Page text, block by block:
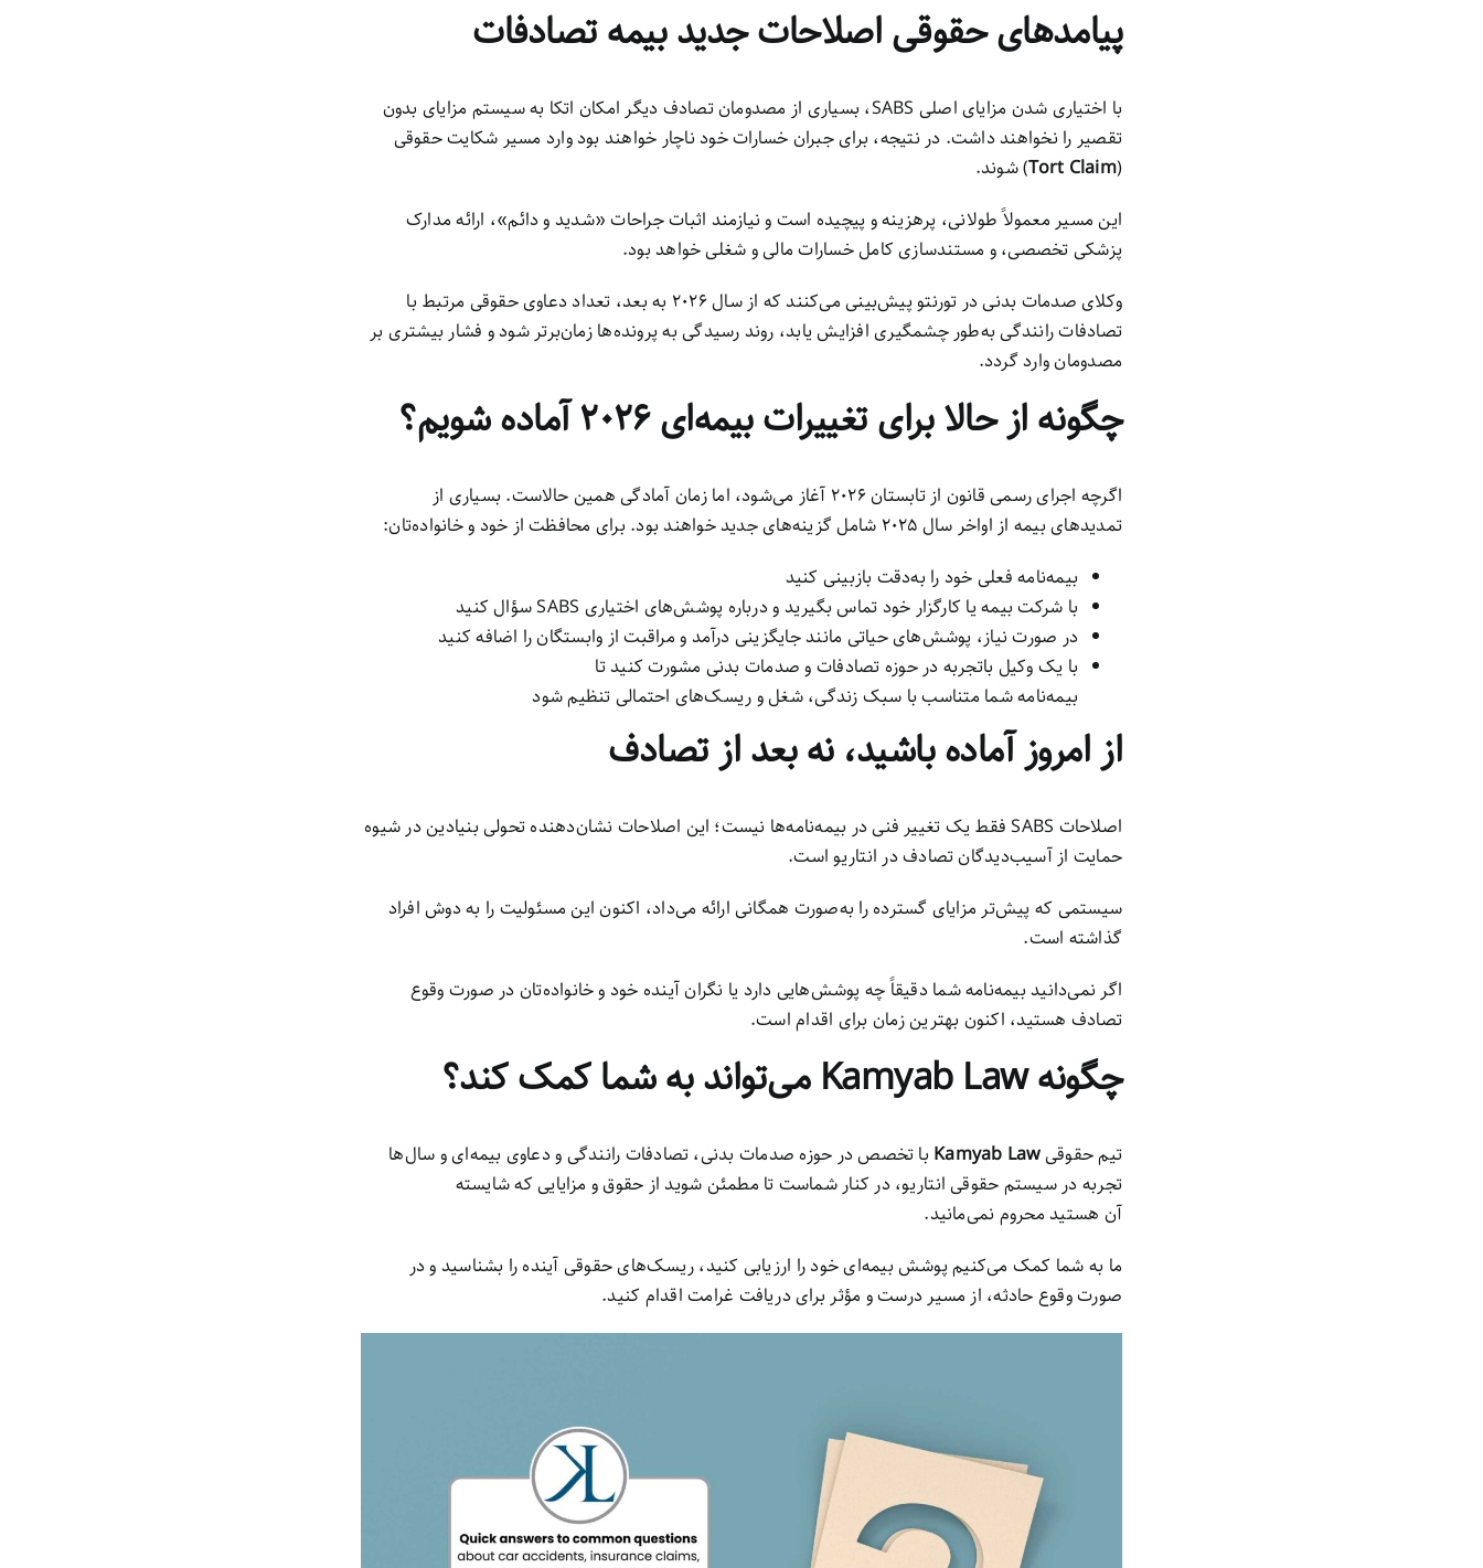
پیامدهای حقوقی اصلاحات جدید بیمه تصادفات
با اختیاری شدن مزایای اصلی SABS، بسیاری از مصدومان تصادف دیگر امکان اتکا به سیستم مزایای بدون
تقصیر را نخواهند داشت. در نتیجه، برای جبران خسارات خود ناچار خواهند بود وارد مسیر شکایت حقوقی
(
Tort Claim) شوند.
این مسیر معمولاً طولانی، پرهزینه و پیچیده است و نیازمند اثبات جراحات «شدید و دائم»، ارائه مدارک
پزشکی تخصصی، و مستندسازی کامل خسارات مالی و شغلی خواهد بود.
وکلای صدمات بدنی در تورنتو پیش‌بینی می‌کنند که از سال ۲۰۲۶ به بعد، تعداد دعاوی حقوقی مرتبط با
تصادفات رانندگی به‌طور چشمگیری افزایش یابد، روند رسیدگی به پرونده‌ها زمان‌برتر شود و فشار بیشتری بر
مصدومان وارد گردد.
چگونه از حالا برای تغییرات بیمه‌ای ۲۰۲۶ آماده شویم؟
اگرچه اجرای رسمی قانون از تابستان ۲۰۲۶ آغاز می‌شود، اما زمان آمادگی همین حالاست. بسیاری از
تمدیدهای بیمه از اواخر سال ۲۰۲۵ شامل گزینه‌های جدید خواهند بود. برای محافظت از خود و خانواده‌تان:
بیمه‌نامه فعلی خود را به‌دقت بازبینی کنید
با شرکت بیمه یا کارگزار خود تماس بگیرید و درباره پوشش‌های اختیاری SABS سؤال کنید
در صورت نیاز، پوشش‌های حیاتی مانند جایگزینی درآمد و مراقبت از وابستگان را اضافه کنید
با یک وکیل باتجربه در حوزه تصادفات و صدمات بدنی مشورت کنید تا
بیمه‌نامه شما متناسب با سبک زندگی، شغل و ریسک‌های احتمالی تنظیم شود
از امروز آماده باشید، نه بعد از تصادف
اصلاحات SABS فقط یک تغییر فنی در بیمه‌نامه‌ها نیست؛ این اصلاحات نشان‌دهنده تحولی بنیادین در شیوه
حمایت از آسیب‌دیدگان تصادف در انتاریو است.
سیستمی که پیش‌تر مزایای گسترده را به‌صورت همگانی ارائه می‌داد، اکنون این مسئولیت را به دوش افراد
گذاشته است.
اگر نمی‌دانید بیمه‌نامه شما دقیقاً چه پوشش‌هایی دارد یا نگران آینده خود و خانواده‌تان در صورت وقوع
تصادف هستید، اکنون بهترین زمان برای اقدام است.
چگونه Kamyab Law می‌تواند به شما کمک کند؟
تیم حقوقیKamyab Law با تخصص در حوزه صدمات بدنی، تصادفات رانندگی و دعاوی بیمه‌ای و سال‌ها
تجربه در سیستم حقوقی انتاریو، در کنار شماست تا مطمئن شوید از حقوق و مزایایی که شایسته
آن هستید محروم نمی‌مانید.
ما به شما کمک می‌کنیم پوشش بیمه‌ای خود را ارزیابی کنید، ریسک‌های حقوقی آینده را بشناسید و در
صورت وقوع حادثه، از مسیر درست و مؤثر برای دریافت غرامت اقدام کنید.